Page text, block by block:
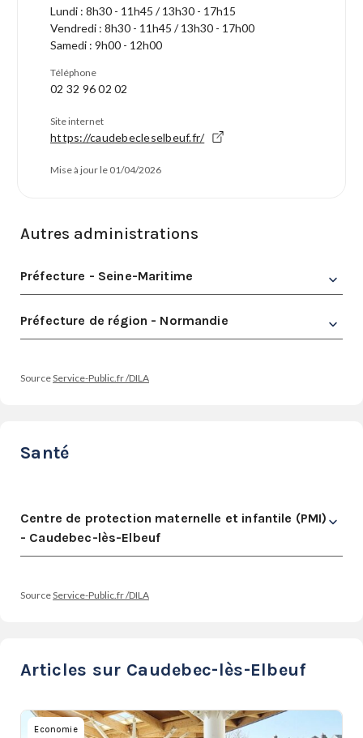
Lundi : 8h30 - 11h45 / 13h30 - 17h15
Vendredi : 8h30 - 11h45 / 13h30 - 17h00
Samedi : 9h00 - 12h00
Téléphone
02 32 96 02 02
Site internet
https://caudebecleselbeuf.fr/
Mise à jour le 01/04/2026
Autres administrations
Préfecture - Seine-Maritime
Préfecture de région - Normandie
SourceService-Public.fr /DILA
Santé
Centre de protection maternelle et infantile (PMI)
- Caudebec-lès-Elbeuf
SourceService-Public.fr /DILA
Articles sur Caudebec-lès-Elbeuf
Economie